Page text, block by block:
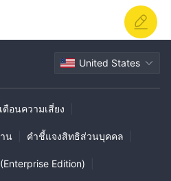
นและกลยุทธ์การซื้อขายลึกลงของผู้สูง
ข้อจำกัดดังกล่าวในช่องทางการ
สนองต่อคำขอของลูกค้าช้าลง
United States
ตือนความเสี่ยง
น คำชี้แจงสิทธิส่วนบุคคล
Edition)